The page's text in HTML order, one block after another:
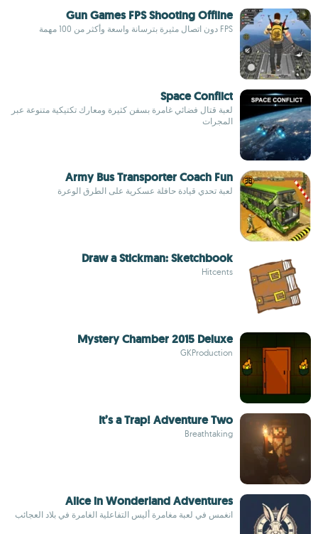
Gun Games FPS Shooting Offline
FPS دون اتصال مثيرة بترسانة واسعة وأكثر من 100 مهمة
Space Conflict
لعبة قتال فضائي غامرة بسفن كثيرة ومعارك تكتيكية متنوعة عبر
المجرات
Army Bus Transporter Coach Fun
لعبة تحدي قيادة حافلة عسكرية على الطرق الوعرة
Draw a Stickman: Sketchbook
Hitcents
Mystery Chamber 2015 Deluxe
GKProduction
It’s a Trap! Adventure Two
Breathtaking
Alice in Wonderland Adventures
انغمس في لعبة مغامرة أليس التفاعلية الغامرة في بلاد العجائب